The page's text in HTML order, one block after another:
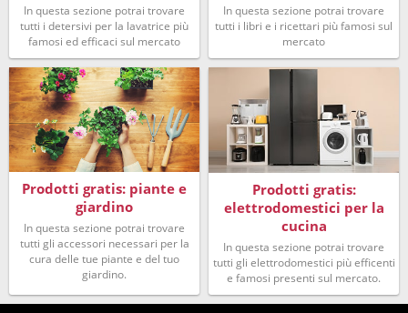
In questa sezione potrai trovare
tutti i detersivi per la lavatrice più
famosi ed efficaci sul mercato
In questa sezione potrai trovare
tutti i libri e i ricettari più famosi sul
mercato
Prodotti gratis: piante e
giardino
In questa sezione potrai trovare
tutti gli accessori necessari per la
cura delle tue piante e del tuo
giardino.
Prodotti gratis:
elettrodomestici per la
cucina
In questa sezione potrai trovare
tutti gli elettrodomestici più efficenti
e famosi presenti sul mercato.